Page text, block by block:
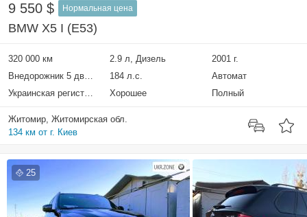
9 550 $ Нормальная цена
BMW X5 I (E53)
320 000 км 2.9 л, Дизель
2001 г.
Внедорожник 5 дверей
184 л.с.
Автомат
Украинская регистрация
Хорошее Полный
Житомир, Житомирская обл.
134 км от г. Киев
25